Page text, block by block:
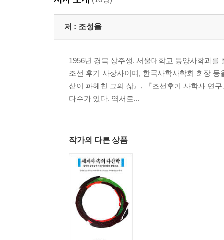
제2부. 김화 백전전투
- 노영구 (국방대학교 군사전략학과 교수)
丙子胡亂의 戰況과 金化戰鬪 一考
- 柳承宙 (고려대학교 역사교육과 명예교수)
- 권순진 (수도문물연구원 실장)
戰骨塚의 조성 경위와 위치 比定
- 柳在春 (강원대학교 사학과 교수)
김화 백전대첩(栢田大捷) 유적의 현황과 보존대책
- 이 재 (국방문화재연구원 원장)
저 : 조성을
1956년 경북 상주생. 서울대학교 동양사학과
조선 후기 사상사이며, 한국사학사학회 회장
샅이 파헤친 그의 삶』, 『조선후기 사학사 연
다수가 있다. 역서로...
작가의 다른 상품